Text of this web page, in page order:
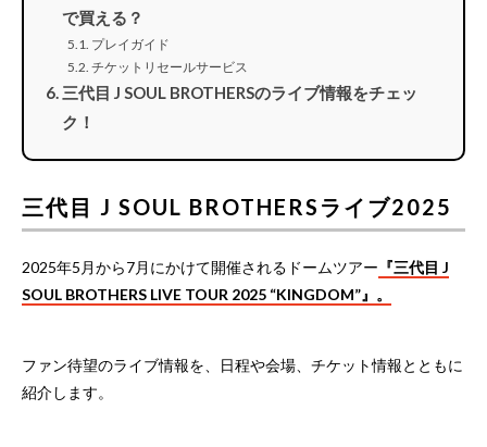
で買える？
プレイガイド
チケットリセールサービス
三代目 J SOUL BROTHERSのライブ情報をチェッ
ク！
三代目 J SOUL BROTHERSライブ2025
2025年5月から7月にかけて開催されるドームツアー 『三代目 J
SOUL BROTHERS LIVE TOUR 2025 “KINGDOM”』。​
ファン待望のライブ情報を、日程や会場、チケット情報とともに
紹介します。